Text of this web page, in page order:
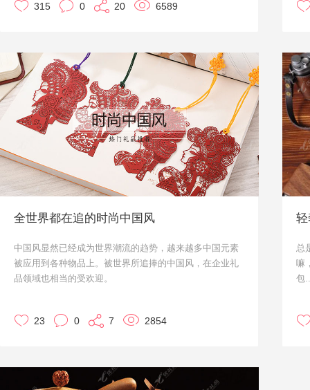
315 0 20 6589
上
在
时
双
全世界都在追的时尚中国风
中国风显然已经成为世界潮流的趋势，越来越多中国元素
被应用到各种物品上。被世界所追捧的中国风，在企业礼
品领域也相当的受欢迎。
品，更多企业礼品定制请在线咨询客服！
23 0 7 2854
总
嘛
包
合